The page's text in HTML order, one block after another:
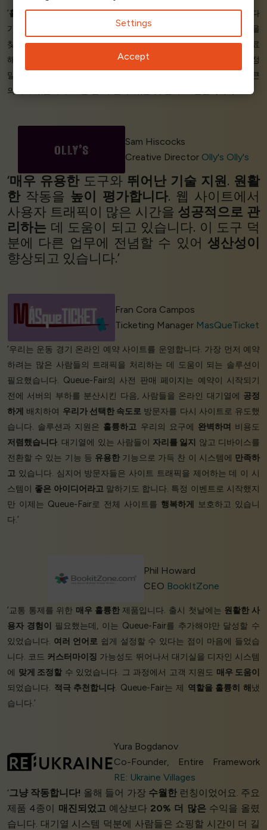
‘훌륭합니다.지난번 인기 프로모션을 Queue-Fair 없이 진행하려다
가 웹사이트가 또
봐 밤잠을 설치기도 했습니다. 솔루션을
찾게 되어 정말기쁩니다.하루도안 되는 시간 내에 이 설정을 완료
해 주시고
주셔서 정말 감사합니다. 굉장하네요. 정
말 잘됐네요. 황금입니다. 다시 한 번 감사드립니다. 제게는 정말 큰
의미가 있습니다. 오늘 밤 푹
Sam Hiscocks
Creative Director Olly's Olly's
‘매우 유용한 도구와 뛰어난 기술 지원. 원활
한 작동을 높이 평가합니다. 웹 사이트에서
사용자 트래픽이 많은 시간을 성공적으로 관
리하는 데 도움이 되고 있습니다. 이 도구 덕
분에 다른 업무에 전념할 수 있어 생산성이
향상되고 있습니다.’
Fran Cora Campos
Ticketing Manager MasQueTicket
‘우리는 운동 경기 온라인 예약 사이트를 운영합니다. 가장 먼저 예약
하려는 많은 사람들의 트래픽을 처리하는 데 도움이 되는 솔루션이
필요했습니다. Queue-Fair의 사전 판매 페이지는 예약이 시작되기
전에 서버의 부하를 분산시킨 다음, 사람들을 온라인 대기열에 공정
하게 배치하여 우리가 선택한 속도로 방문자를 다시 사이트로 유도했
습니다. 솔루션과 지원은 훌륭하고 우리의 요구에 완벽하며 비용도
저렴했습니다. 대기열에 있는 사람들이 자리를 잃지
않고 디바이스를
전환할 수 있는 기능 등 유용한기능으로 가득 찬 이 시스템에 만족하
고 있습니다. 심지어 방문자들은 사이트 트래픽을 제어하는 데 이 시
스템이 좋은 아이디어라고말하기도 합니다. 특정 이벤트로 시작했지
만 이제는 Queue-Fair로 전체 사이트를 행복하게
보호하고 있습니
다.’
Phil Howard
CEO BookItZone
‘교통 통제를 위한 매우 훌륭한제품입니다. 출시 첫날에는 원활한 사
용자 경험이
필요했는데, 이는 Queue-Fair를 추가해야만 달성할 수
있었습니다. 여러 언어로쉽게 설정할 수 있다는 점이 마음에 들었습
니다. 코드 커스터마이징 가능성도 뛰어나서 대기실을 디자인 시스템
에 맞게 조정할 수 있었습니다. 그 과정에서 고객 지원도 매우 도움이
되었습니다. 적극 추천합니다. Queue-Fair는 제 역할을 훌륭히 해 냈
습니다.’
Yura Bogdanov
Co-Founder, Entire Framework
RE: Ukraine Villages
‘그냥 작동합니다! 올해 들어 가장 수월한런칭이었어요. 주요
제품 4종이 매진되었고예상보다 20% 더 많은수익을 올렸
습니다. 대기열 시스템 덕분에 사람들은 쇼핑할 시간이 더 길
Settings
Accept